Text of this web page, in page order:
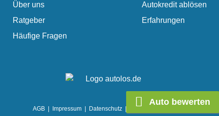
Auto bewerten
Über uns
Ratgeber
Häufige Fragen
Autokredit ablösen
Erfahrungen
AGB Impressum Datenschutz